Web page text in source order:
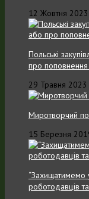
12 Жовтня 2023
Польські
про поповнення
29 Травня 2023
Миротворчий
15 Березня
“Захищатимемо
роботодавців